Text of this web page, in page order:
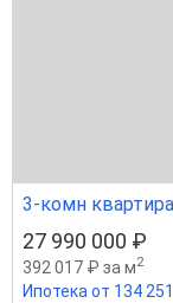
3-комн
27 990 000 ₽
392 017 ₽ за м2
Ипотека от 134